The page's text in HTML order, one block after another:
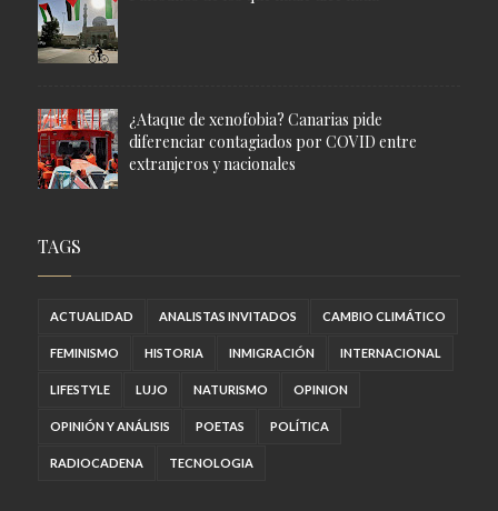
¿Ataque de xenofobia? Canarias pide
diferenciar contagiados por COVID entre
extranjeros y nacionales
TAGS
ACTUALIDAD ANALISTAS INVITADOS CAMBIO CLIMÁTICO
FEMINISMO HISTORIA INMIGRACIÓN INTERNACIONAL
LIFESTYLE LUJO NATURISMO OPINION
OPINIÓN Y ANÁLISIS POETAS POLÍTICA
RADIOCADENA TECNOLOGIA